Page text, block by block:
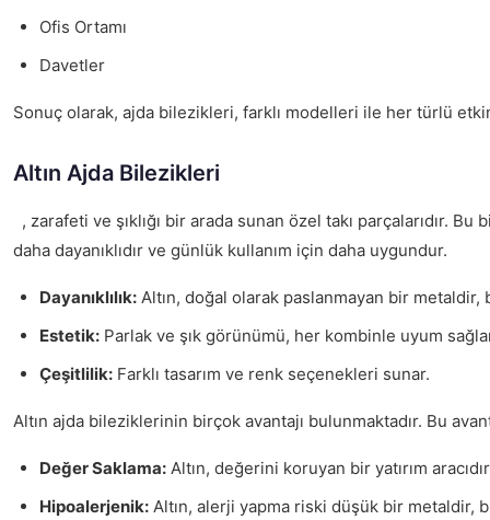
Ofis Ortamı
Davetler
Sonuç olarak, ajda bilezikleri, farklı modelleri ile her türlü
Altın Ajda Bilezikleri
, zarafeti ve şıklığı bir arada sunan özel takı parçalarıdır.
daha dayanıklıdır ve günlük kullanım için daha uygundur.
Dayanıklılık: Altın, doğal olarak paslanmayan bir
Estetik: Parlak ve şık görünümü, her kombinle uyum
Çeşitlilik: Farklı tasarım ve renk seçenekleri sunar.
Altın ajda bileziklerinin birçok avantajı bulunmaktadır. Bu
Değer Saklama: Altın, değerini koruyan bir yatırım
Hipoalerjenik: Altın, alerji yapma riski düşük bir metaldir,